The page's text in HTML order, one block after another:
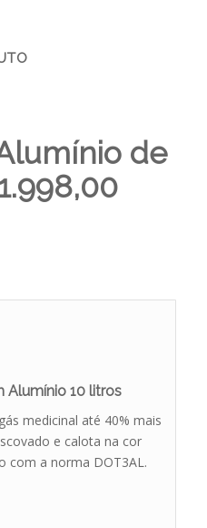
de
Alumínio 10 litros
medicinal até 40% mais
e calota na cor
com a norma DOT3AL.